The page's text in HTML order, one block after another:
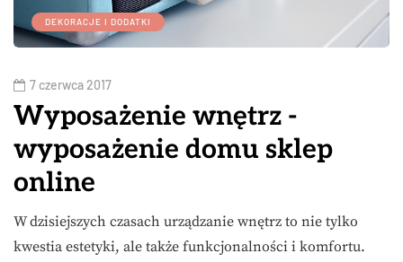
DEKORACJE I DODATKI
7 czerwca 2017
Wyposażenie wnętrz -
wyposażenie domu sklep
online
W dzisiejszych czasach urządzanie wnętrz to nie tylko
kwestia estetyki, ale także funkcjonalności i komfortu.